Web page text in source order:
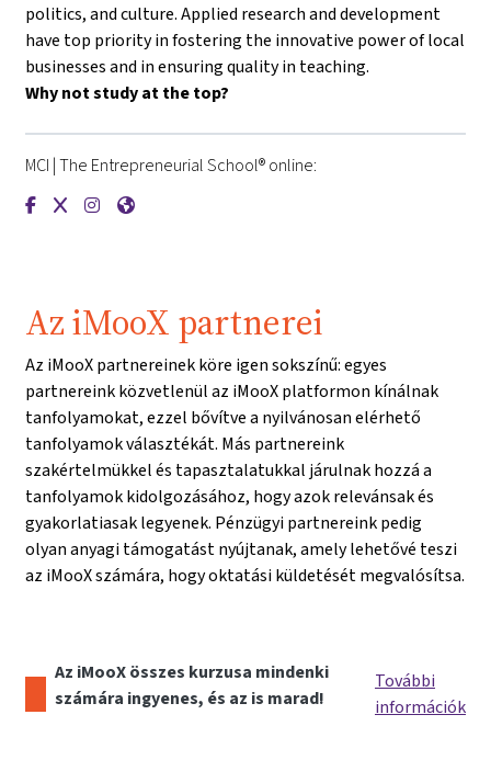
politics, and culture. Applied research and development
have top priority in fostering the innovative power of local
businesses and in ensuring quality in teaching.
Why not study at the top?
MCI | The Entrepreneurial School® online:
{mlang de}MCI | Die Unternehmerische
{mlang de}MCI | Die Unternehmerische
{mlang de}MCI | Die Unternehmerische
{mlang de}MCI | Die Unternehmerische
Az iMooX partnerei
Az iMooX partnereinek köre igen sokszínű: egyes
partnereink közvetlenül az iMooX platformon kínálnak
tanfolyamokat, ezzel bővítve a nyilvánosan elérhető
tanfolyamok választékát. Más partnereink
szakértelmükkel és tapasztalatukkal járulnak hozzá a
tanfolyamok kidolgozásához, hogy azok relevánsak és
gyakorlatiasak legyenek. Pénzügyi partnereink pedig
olyan anyagi támogatást nyújtanak, amely lehetővé teszi
az iMooX számára, hogy oktatási küldetését megvalósítsa.
Az iMooX összes kurzusa mindenki
számára ingyenes, és az is marad!
További
információk